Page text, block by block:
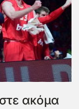
ακόμα